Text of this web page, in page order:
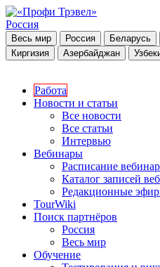
Россия
Весь мир Россия Беларусь
Киргизия
Азербайджан
Работа
Новости и статьи
Все новости
Все статьи
Интервью
Вебинары
Расписание
Каталог записей
Редакционные
TourWiki
Поиск партнёров
Россия
Весь мир
Обучение